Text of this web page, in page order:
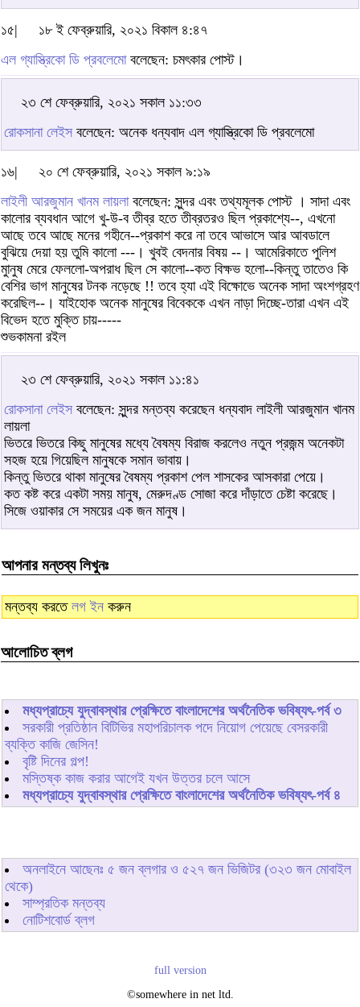
১৫|
১৮ ই ফেব্রুয়ারি, ২০২১ বিকাল ৪:৪৭
এল গ্যাস্ত্রিকো ডি প্রবলেমোবলেছেন: চমৎকার পোস্ট।
২৩ শে ফেব্রুয়ারি, ২০২১ সকাল ১১:৩৩
রোকসানা লেইস বলেছেন: অনেক ধন্যবাদ এল গ্যাস্ত্রিকো ডি প্রবলেমো
১৬|
২০ শে ফেব্রুয়ারি, ২০২১ সকাল ৯:১৯
লাইলী আরজুমান খানম লায়লাবলেছেন: সুন্দর এবং তথ্যমূলক পোস্ট । সাদা এবং
কালোর ব্যবধান আগে খু-উ-ব তীব্র হতে তীব্রতরও ছিল প্রকাশ্যে--, এখনো
আছে তবে আছে মনের গহীনে--প্রকাশ করে না তবে আভাসে আর আবডালে
বুঝিয়ে দেয়া হয় তুমি কালো ---। খুবই বেদনার বিষয় --। আমেরিকাতে পুলিশ
মাুনুষ মেরে ফেললো-অপরাধ ছিল সে কালো--কত বিক্ষভ হলো--কিন্তু তাতেও কি
বেশির ভাগ মানুষের টনক নড়েছে !! তবে হ্যা এই বিক্ষোভে অনেক সাদা অংশগ্রহণ
করেছিল--। যাইহোক অনেক মানুষের বিবেককে এখন নাড়া দিচ্ছে-তারা এখন এই
বিভেদ হতে মুক্তি চায়-----
শুভকামনা রইল
২৩ শে ফেব্রুয়ারি, ২০২১ সকাল ১১:৪১
রোকসানা লেইস বলেছেন: সুন্দর মন্তব্য করেছেন ধন্যবাদ লাইলী আরজুমান খানম
লায়লা
ভিতরে ভিতরে কিছু মানুষের মধ্যে বৈষম্য বিরাজ করলেও নতুন প্রজন্ম অনেকটা
সহজ হয়ে গিয়েছিল মানুষকে সমান ভাবায়।
কিন্তু ভিতরে থাকা মানুষের বৈষম্য প্রকাশ পেল শাসকের আসকারা পেয়ে।
কত কষ্ট করে একটা সময় মানুষ, মেরুদণ্ড সোজা করে দাঁড়াতে চেষ্টা করেছে।
সিজে ওয়াকার সে সময়ের এক জন মানুষ।
আপনার মন্তব্য লিখুনঃ
মন্তব্য করতে লগ ইন করুন
আলোচিত ব্লগ
মধ্যপ্রাচ্যে যুদ্বাবস্থার প্রেক্ষিতে বাংলাদেশের অর্থনৈতিক ভবিষ্যৎ-পর্ব ৩
সরকারী প্রতিষ্ঠান বিটিভির মহাপরিচালক পদে নিয়োগ পেয়েছে বেসরকারী
ব্যক্তি কাজি জেসিন!
বৃষ্টি দিনের গল্প!
মস্তিষ্ক কাজ করার আগেই যখন উত্তর চলে আসে
মধ্যপ্রাচ্যে যুদ্বাবস্থার প্রেক্ষিতে বাংলাদেশের অর্থনৈতিক ভবিষ্যৎ-পর্ব ৪
অনলাইনে আছেনঃ ৫ জন ব্লগার ও ৫২৭ জন ভিজিটর (৩২৩ জন মোবাইল
থেকে)
সাম্প্রতিক মন্তব্য
নোটিশবোর্ড ব্লগ
full version
©somewhere in net ltd.